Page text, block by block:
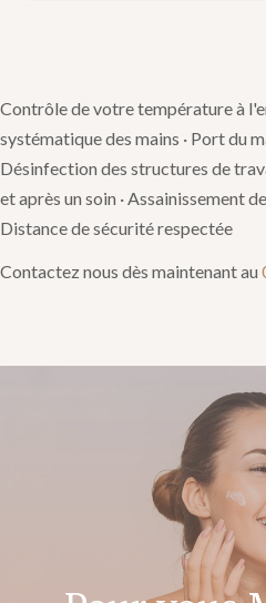
Contrôle de votre température à
systématique des mains · Port du
Désinfection des structures de
et après un soin · Assainissement
Distance de sécurité respectée
Contactez nous dès maintenant au